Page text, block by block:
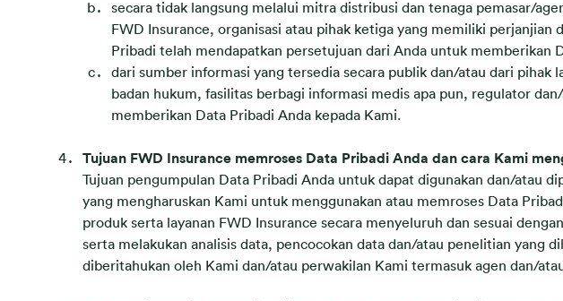
secara tidak langsung melalui mitra distribusi dan tenaga pemasar/
FWD Insurance, organisasi atau pihak ketiga yang memiliki
Pribadi telah mendapatkan persetujuan dari Anda untuk memberikan
dari sumber informasi yang tersedia secara publik dan/atau dari
badan hukum, fasilitas berbagi informasi medis apa pun, regulator
memberikan Data Pribadi Anda kepada Kami.
Tujuan FWD Insurance memroses Data Pribadi Anda dan cara Kami
Tujuan pengumpulan Data Pribadi Anda untuk dapat digunakan dan/atau
yang mengharuskan Kami untuk menggunakan atau memroses Data
produk serta layanan FWD Insurance secara menyeluruh dan sesuai
serta melakukan analisis data, pencocokan data dan/atau penelitian yang
diberitahukan oleh Kami dan/atau perwakilan Kami termasuk agen dan/